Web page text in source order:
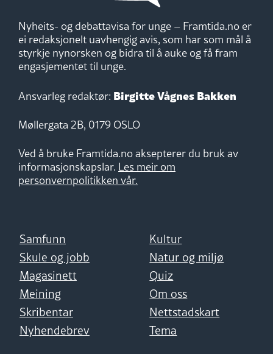
Nyheits- og debattavisa for unge – Framtida.no er
ei redaksjonelt uavhengig avis, som har som mål å
styrkje nynorsken og bidra til å auke og få fram
engasjementet til unge.
Ansvarleg redaktør: Birgitte Vågnes Bakken
Møllergata 2B, 0179 OSLO
Ved å bruke Framtida.no aksepterer du bruk av
informasjonskapslar. Les meir om
personvernpolitikken vår.
Samfunn
Kultur
Skule og jobb
Natur og miljø
Magasinett
Quiz
Meining
Om oss
Skribentar
Nettstadskart
Nyhendebrev
Tema